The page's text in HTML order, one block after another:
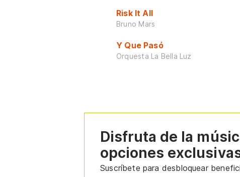
Risk It All
Bruno Mars
Y Que Pasó
Orquesta La Bella Luz
Disfruta de la
opciones
Suscríbete para desbloquear